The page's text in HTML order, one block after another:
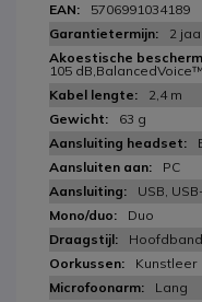
5706991034189
2
105 dB,BalancedVoice™
2,4 m
63 g
PC
USB,
Duo
Hoofdband
Kunstleer
Lang